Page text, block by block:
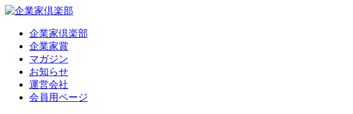
企業家倶楽部
企業家賞
マガジン
お知らせ
運営会社
会員用ページ